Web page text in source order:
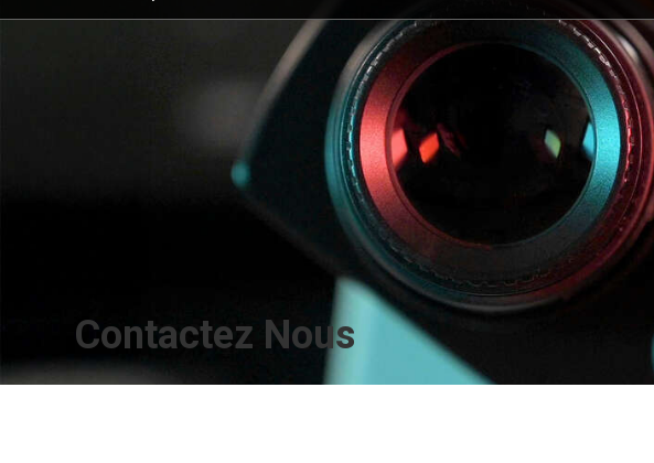
Contactez Nous